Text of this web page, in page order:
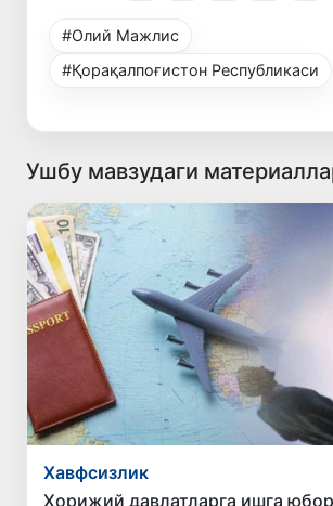
#Олий Мажлис
#Қорақалпоғистон Республикаси
Ушбу мавзудаги
Хавфсизлик
Хорижий давлатларга ишга